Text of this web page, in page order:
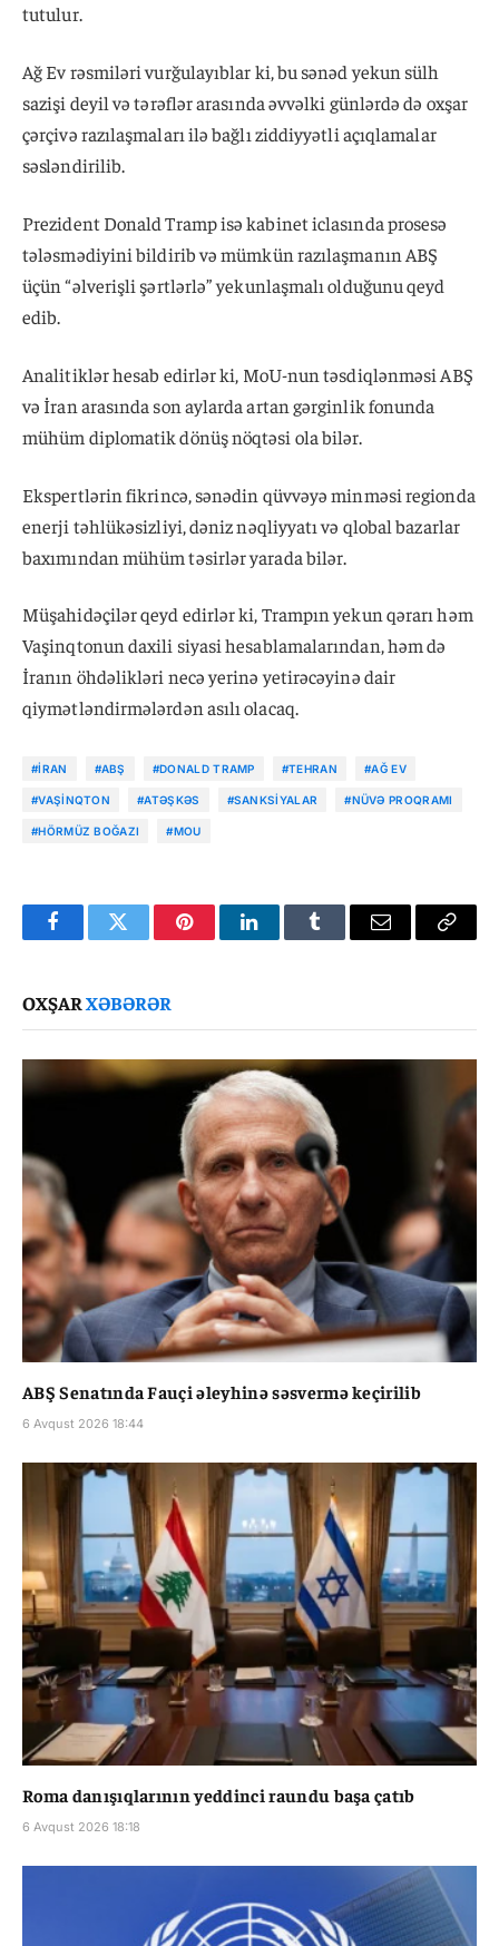
tutulur.
Ağ Ev rəsmiləri vurğulayıblar ki, bu sənəd yekun sülh
sazişi deyil və tərəflər arasında əvvəlki günlərdə də oxşar
çərçivə razılaşmaları ilə bağlı ziddiyyətli açıqlamalar
səsləndirilib.
Prezident Donald Tramp isə kabinet iclasında prosesə
tələsmədiyini bildirib və mümkün razılaşmanın ABŞ
üçün “əlverişli şərtlərlə” yekunlaşmalı olduğunu qeyd
edib.
Analitiklər hesab edirlər ki, MoU-nun təsdiqlənməsi ABŞ
və İran arasında son aylarda artan gərginlik fonunda
mühüm diplomatik dönüş nöqtəsi ola bilər.
Ekspertlərin fikrincə, sənədin qüvvəyə minməsi regionda
enerji təhlükəsizliyi, dəniz nəqliyyatı və qlobal bazarlar
baxımından mühüm təsirlər yarada bilər.
Müşahidəçilər qeyd edirlər ki, Trampın yekun qərarı həm
Vaşinqtonun daxili siyasi hesablamalarından, həm də
İranın öhdəlikləri necə yerinə yetirəcəyinə dair
qiymətləndirmələrdən asılı olacaq.
#İRAN #ABŞ #DONALD TRAMP #TEHRAN #AĞ EV
#VAŞINQTON #ATƏŞKƏS #SANKSIYALAR #NÜVƏ PROQRAMI
#HÖRMÜZ BOĞAZI #MOU
FacebookTwitter PinterestLinkedInTumblr Email
Copy
OXŞARXƏBƏRƏR
ABŞ Senatında Fauçi əleyhinə səsvermə keçirilib
6 Avqust 2026 18:44
Roma danışıqlarının yeddinci raundu başa çatıb
6 Avqust 2026 18:18